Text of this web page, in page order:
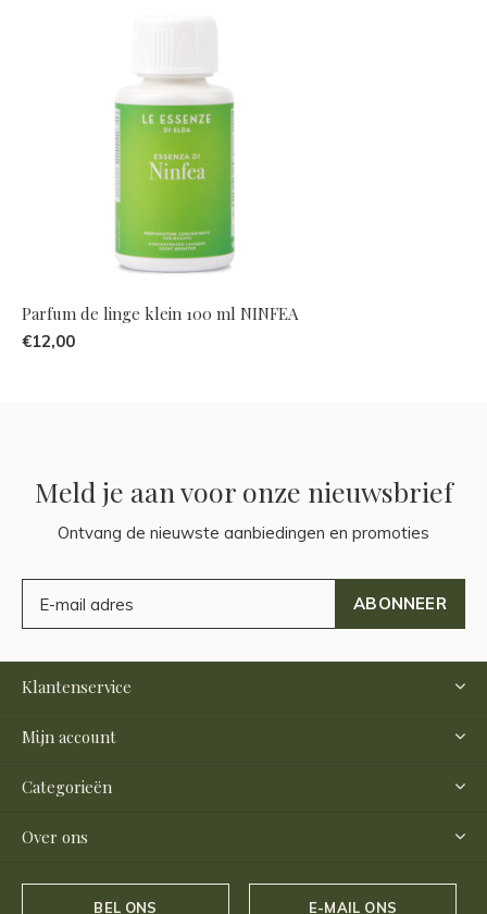
Parfum de linge klein 100 ml NINFEA
€12,00
Meld je aan voor onze nieuwsbrief
Ontvang de nieuwste aanbiedingen en promoties
ABONNEER
Klantenservice
Mijn account
Categorieën
Over ons
BEL ONS E-MAIL ONS